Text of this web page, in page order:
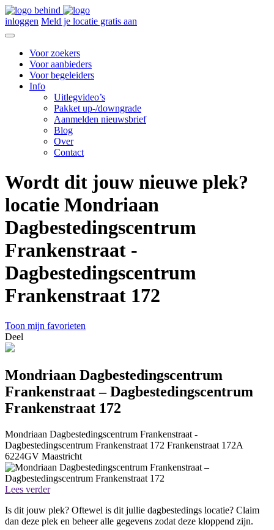
inloggen Meld je locatie gratis aan
Voor zoekers
Voor aanbieders
Voor begeleiders
Info
Uitlegvideo’s
Pakket up-/downgrade
Aanmelden nieuwsbrief
Blog
Over
Contact
Wordt dit jouw nieuwe plek?
locatie Mondriaan
Dagbestedingscentrum
Frankenstraat -
Dagbestedingscentrum
Frankenstraat 172
Toon mijn favorieten
Deel
Mondriaan Dagbestedingscentrum
Frankenstraat – Dagbestedingscentrum
Frankenstraat 172
Mondriaan Dagbestedingscentrum Frankenstraat -
Dagbestedingscentrum Frankenstraat 172 Frankenstraat 172A
6224GV Maastricht
Lees verder
Is dit jouw plek? Oftewel is dit jullie dagbestedings locatie? Claim
dan deze plek en beheer alle gegevens zodat deze kloppend zijn.